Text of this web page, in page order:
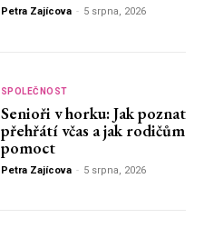
Petra Zajícova - 5 srpna, 2026
SPOLEČNOST
Senioři v horku: Jak poznat
přehřátí včas a jak rodičům
pomoct
Petra Zajícova - 5 srpna, 2026